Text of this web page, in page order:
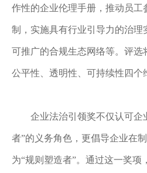
作性的企业伦理手册，推动员工
制，实施具有行业引导力的治理
可推广的合规生态网络等。评选
公平性、透明性、可持续性四个
企业法治引领奖不仅认可企
者”的义务角色，更倡导企业在
为“规则塑造者”。通过这一奖项